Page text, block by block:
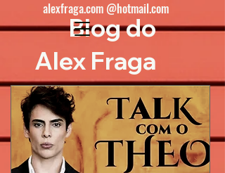
Blog do
Alex Fraga
alexfraga.com @hotmail.com